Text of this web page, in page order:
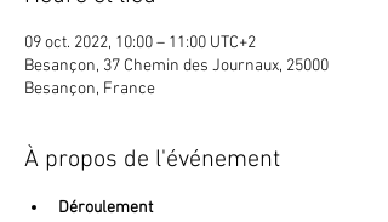
09 oct. 2022, 10:00 – 11:00 UTC+2
Besançon, 37 Chemin des Journaux, 25000
Besançon, France
À propos de l'événement
Déroulement